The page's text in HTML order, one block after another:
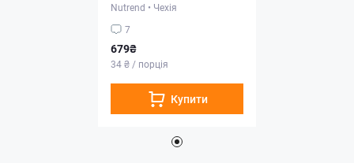
Nutrend • Чехія
7
679₴
34 ₴ / порція
Купити